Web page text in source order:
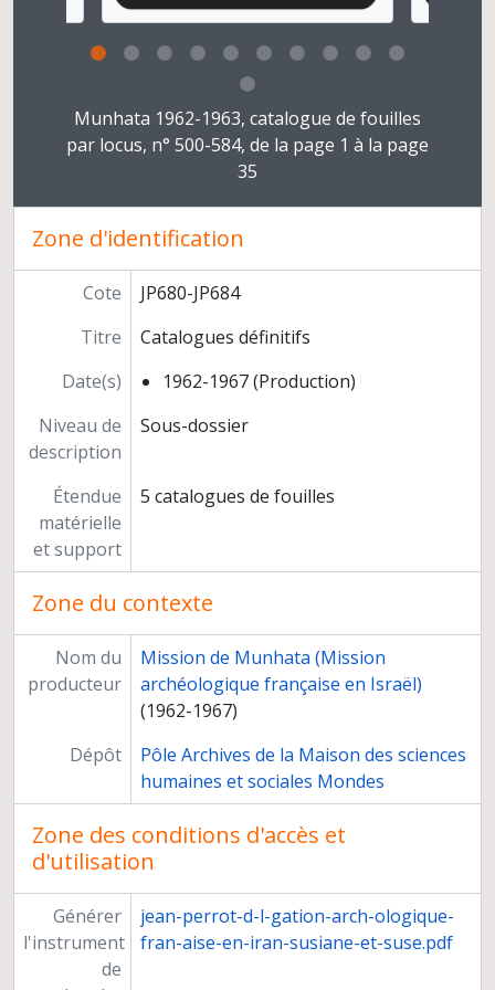
Co-direction des fouilles de Ben Shemen
Reprise des fouilles de Munhata, sous la direction de Catherine Commenge
Délégation archéologique française en Iran
Direction de la revue Paléorient
Congrès et conférences
Relations scientifiques
Participation à des instances
Titre et travaux
Clicking this description title link will open the
Munhata 1962-1963, catalogue de fouilles
par locus, n° 500-584, de la page 1 à la page
35
Zone d'identification
Cote
JP680-JP684
Titre
Catalogues définitifs
Date(s)
1962-1967 (Production)
Niveau de
description
Sous-dossier
Étendue
matérielle
et support
5 catalogues de fouilles
Zone du contexte
Nom du
producteur
Mission de Munhata (Mission
archéologique française en Israël)
(1962-1967)
Dépôt
Pôle Archives de la Maison des sciences
humaines et sociales Mondes
Zone des conditions d'accès et
d'utilisation
Générer
l'instrument
de
jean-perrot-d-l-gation-arch-ologique-
fran-aise-en-iran-susiane-et-suse.pdf